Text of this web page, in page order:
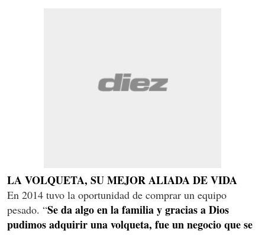
LA VOLQUETA, SU MEJOR ALIADA DE VIDA
En 2014 tuvo la oportunidad de comprar un equipo
pesado. “Se da algo en la familia y gracias a Dios
pudimos adquirir una volqueta, fue un negocio que se